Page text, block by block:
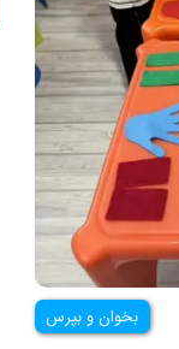
بخوان و بپرس